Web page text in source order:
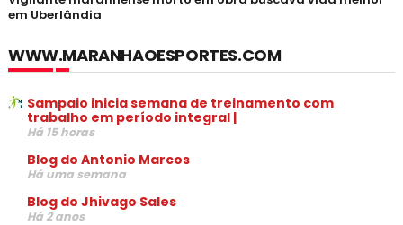
em Uberlândia
WWW.MARANHAOESPORTES.COM
Sampaio inicia semana de treinamento com
trabalho em período integral |
Há 15 horas
Blog do Antonio Marcos
Há uma semana
Blog do Jhivago Sales
Há 2 anos